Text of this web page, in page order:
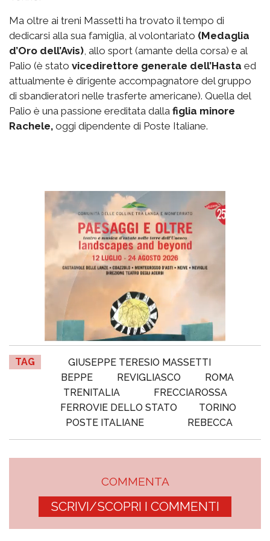
Ma oltre ai treni Massetti ha trovato il tempo di
dedicarsi alla sua famiglia, al volontariato (Medaglia
d’Oro dell’Avis), allo sport (amante della corsa) e al
Palio (è stato vicedirettore generale dell’Hasta ed
attualmente è dirigente accompagnatore del gruppo
di sbandieratori nelle trasferte americane). Quella del
Palio è una passione ereditata dalla figlia minore
Rachele, oggi dipendente di Poste Italiane.
TAG
GIUSEPPE TERESIO MASSETTI
BEPPE
REVIGLIASCO
ROMA
TRENITALIA
FRECCIAROSSA
FERROVIE DELLO STATO
TORINO
POSTE ITALIANE
REBECCA
COMMENTA
SCRIVI/SCOPRI I COMMENTI